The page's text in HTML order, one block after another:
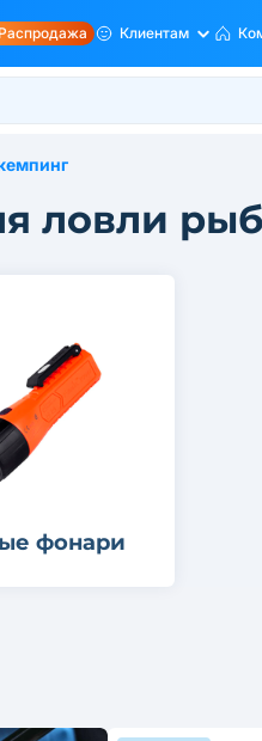
Распродажа Клиентам
ловли
фонари